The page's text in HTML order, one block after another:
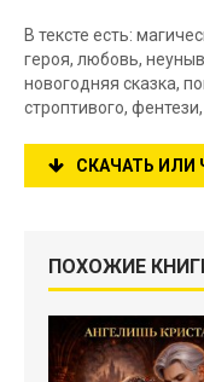
В тексте есть:
героя, любовь,
новогодняя сказка,
строптивого,
СКАЧАТЬ ИЛИ
ПОХОЖИЕ